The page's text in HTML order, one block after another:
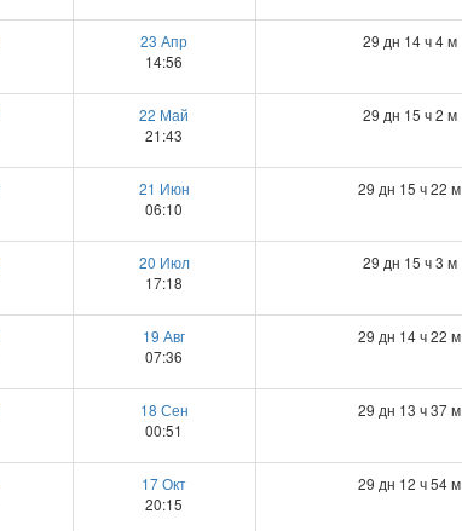
23 Апр
14:56
29 дн 14 ч 4 м
22 Май
21:43
29 дн 15 ч 2 м
21 Июн
06:10
29 дн 15 ч 22 м
20 Июл
17:18
29 дн 15 ч 3 м
19 Авг
07:36
29 дн 14 ч 22 м
18 Сен
00:51
29 дн 13 ч 37 м
17 Окт
20:15
29 дн 12 ч 54 м